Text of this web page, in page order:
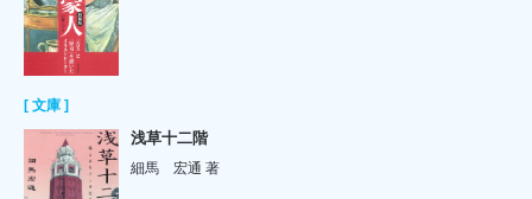
[ 文庫 ]
浅草十二階
細馬 宏通 著